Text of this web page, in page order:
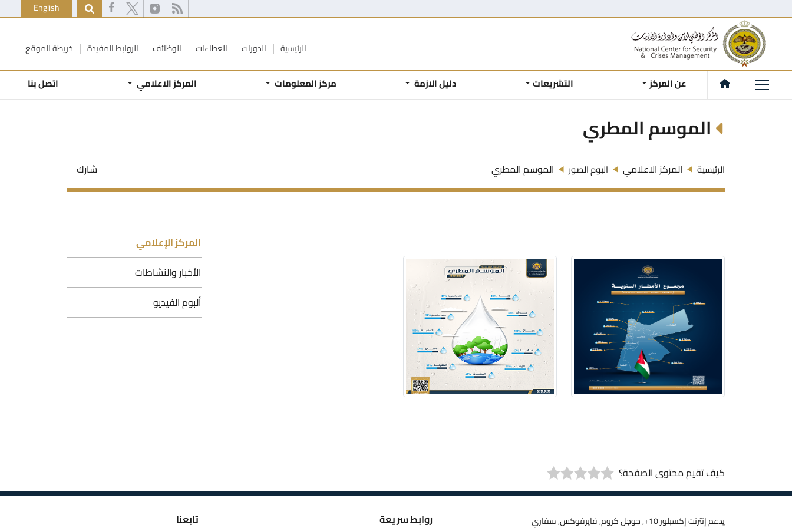
English
الرئيسية الدورات العطاءات الوظائف الروابط المفيدة خريطة الموقع
عن المركز التشريعات دليل الازمة مركز المعلومات المركز الاعلامي اتصل بنا
الموسم المطري
الرئيسية المركز الاعلامي البوم الصور الموسم المطري شارك
المركز الإعلامي
الأخبار والنشاطات
ألبوم الفيديو
كيف تقيم محتوى الصفحة؟
يدعم إنترنت إكسبلور 10+, جوجل كروم, فايرفوكس, سفاري روابط سريعة تابعنا